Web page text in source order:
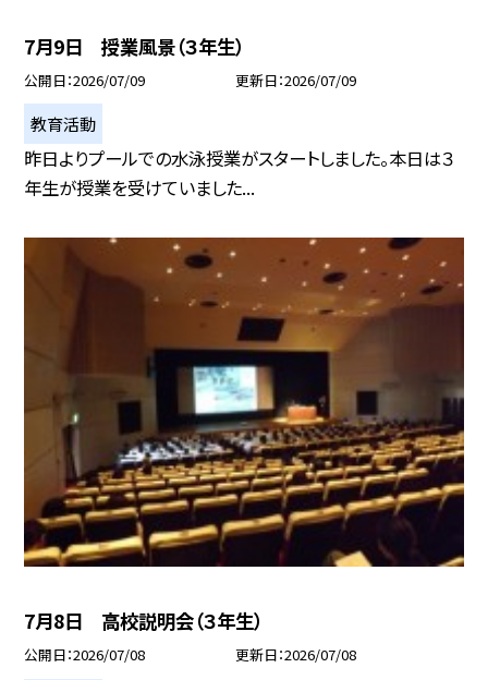
7月9日 授業風景（３年生）
公開日 2026/07/09 更新日 2026/07/09
教育活動
昨日よりプールでの水泳授業がスタートしました。本日は３
年生が授業を受けていました...
7月8日 高校説明会（３年生）
公開日 2026/07/08 更新日 2026/07/08